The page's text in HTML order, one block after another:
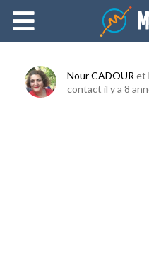
Ajouter du contenu
Nour CADOUR et
contact il y a 8